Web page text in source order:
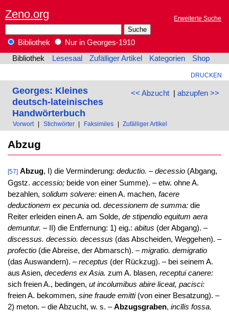
Zeno.org Erweiterte Suche
Bibliothek
Nur in Georges-1910
Bibliothek
Lesesaal Zufälliger Artikel Kategorien Shop
DRUCKEN
<< Abzucht| abzupfen >>
Georges: Kleines
deutsch-lateinisches
Handwörterbuch
Vorwort Stichwörter Faksimiles Zufälliger Artikel
Abzug
[57] Abzug, I) die Verminderung: deductio. – decessio(Abgang,
Ggstz. accessio;beide von einer Summe). – etw. ohne A.
bezahlen, solidum solvere:einen A. machen, facere
deductionem ex pecuniaod. decessionem de summa:die
Reiter erleiden einen A. am Solde, de stipendio equitum aera
demuntur. – II) die Entfernung: 1) eig.: abitus (der Abgang). –
discessus. decessio. decessus (das Abscheiden, Weggehen). –
profectio(die Abreise, der Abmarsch). –migratio. demigratio
(das Auswandern). –receptus (der Rückzug). – bei seinem A.
aus Asien, decedens ex Asia. zum A. blasen, receptui canere:
sich freien A., bedingen, ut incolumibus abire liceat, pacisci:
freien A. bekommen, sine fraude emitti(von einer Besatzung). –
2) meton. – die Abzucht, w. s. –Abzugsgraben, incīlis fossa.